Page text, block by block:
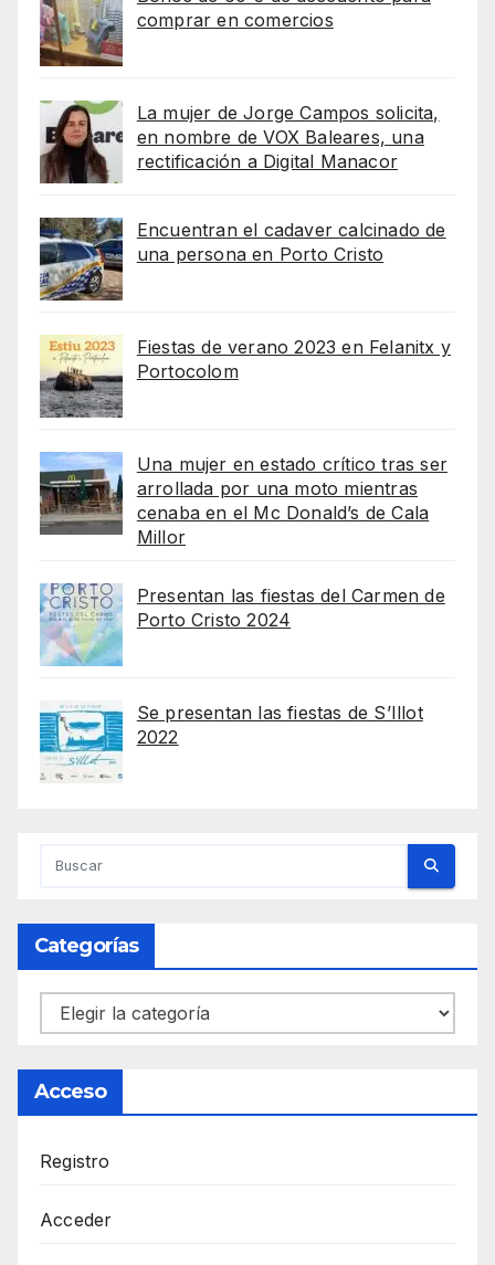
comprar en comercios
La mujer de Jorge Campos solicita,
en nombre de VOX Baleares, una
rectificación a Digital Manacor
Encuentran el cadaver calcinado de
una persona en Porto Cristo
Fiestas de verano 2023 en Felanitx y
Portocolom
Una mujer en estado crítico tras ser
arrollada por una moto mientras
cenaba en el Mc Donald’s de Cala
Millor
Presentan las fiestas del Carmen de
Porto Cristo 2024
Se presentan las fiestas de S’Illot
2022
Categorías
Categorías
Acceso
Registro
Acceder